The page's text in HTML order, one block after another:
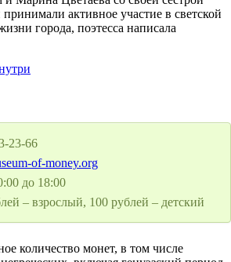
активное участие в светской
города, поэтесса написала
23-66
of-money.org
до 18:00
– взрослый, 100 рублей – детский
количество монет, в том числе